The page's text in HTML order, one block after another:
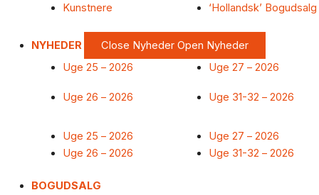
Kunstnere
‘Hollandsk’ Bogudsalg
NYHEDER Close Nyheder Open Nyheder
Uge 25 – 2026
Uge 26 – 2026
Uge 27 – 2026
Uge 31-32 – 2026
Uge 25 – 2026
Uge 26 – 2026
Uge 27 – 2026
Uge 31-32 – 2026
BOGUDSALG